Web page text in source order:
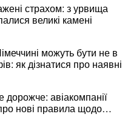
страхом: з урвища
великі камені
можуть бути не в
як дізнатися про наявні
дорожче: авіакомпанії
нові правила щодо